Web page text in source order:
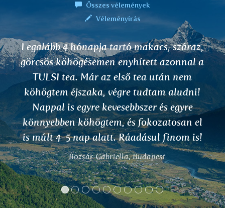
Összes vélemények
Véleményírás
Your teas are excellent and work
amazingly well!
Shamita Achenbach, member of Wienna
symphony orchestra